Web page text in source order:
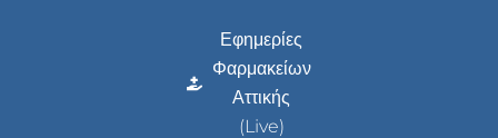
Εφημερίες
Φαρμακείων
Αττικής
(Live)